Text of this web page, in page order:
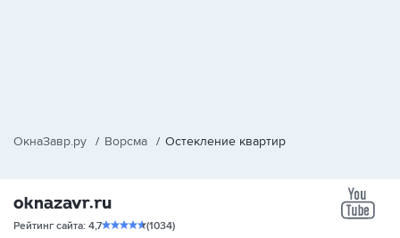
ОкнаЗавр.ру / Ворсма / Остекление квартир
Рейтинг сайта: 4,7 (1034)